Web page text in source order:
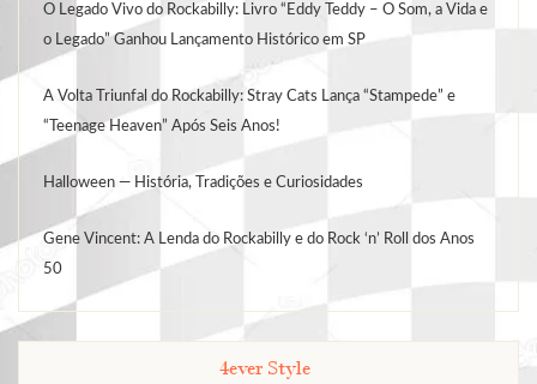
O Legado Vivo do Rockabilly: Livro “Eddy Teddy – O Som, a Vida e
o Legado” Ganhou Lançamento Histórico em SP
A Volta Triunfal do Rockabilly: Stray Cats Lança “Stampede” e
“Teenage Heaven” Após Seis Anos!
Halloween — História, Tradições e Curiosidades
Gene Vincent: A Lenda do Rockabilly e do Rock ‘n’ Roll dos Anos
50
4ever Style